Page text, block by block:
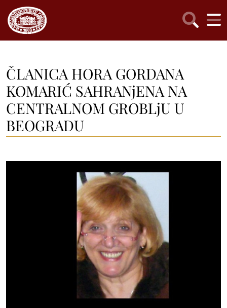
ČLANICA HORA GORDANA
KOMARIĆ SAHRANjENA NA
CENTRALNOM GROBLjU U
BEOGRADU